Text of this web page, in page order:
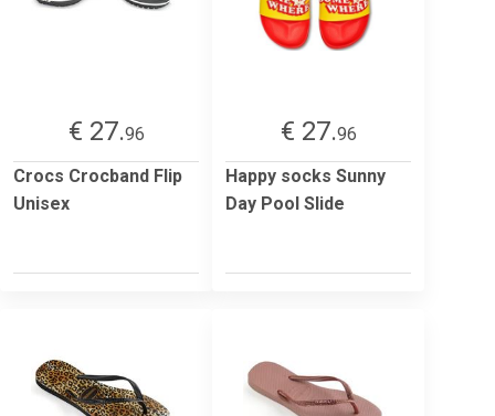
€ 27.96
Crocs Crocband Flip
Unisex
€ 27.96
Happy socks Sunny
Day Pool Slide